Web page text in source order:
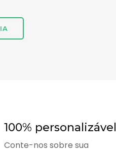
100% personalizável
Conte-nos sobre sua